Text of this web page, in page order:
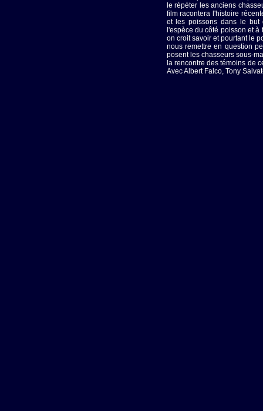
le répéter les anciens
film racontera l'histoire
et les poissons dans le but
l'espèce du côté poisson et
on croit savoir et pourtant le
nous remettre en question
posent les chasseurs sous-
la rencontre des témoins de
Avec Albert Falco, Tony